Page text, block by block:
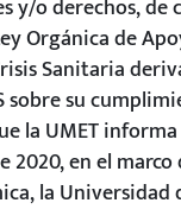
y/o derechos, de
Orgánica de
Sanitaria
sobre su
la UMET
2020, en el
la Universidad